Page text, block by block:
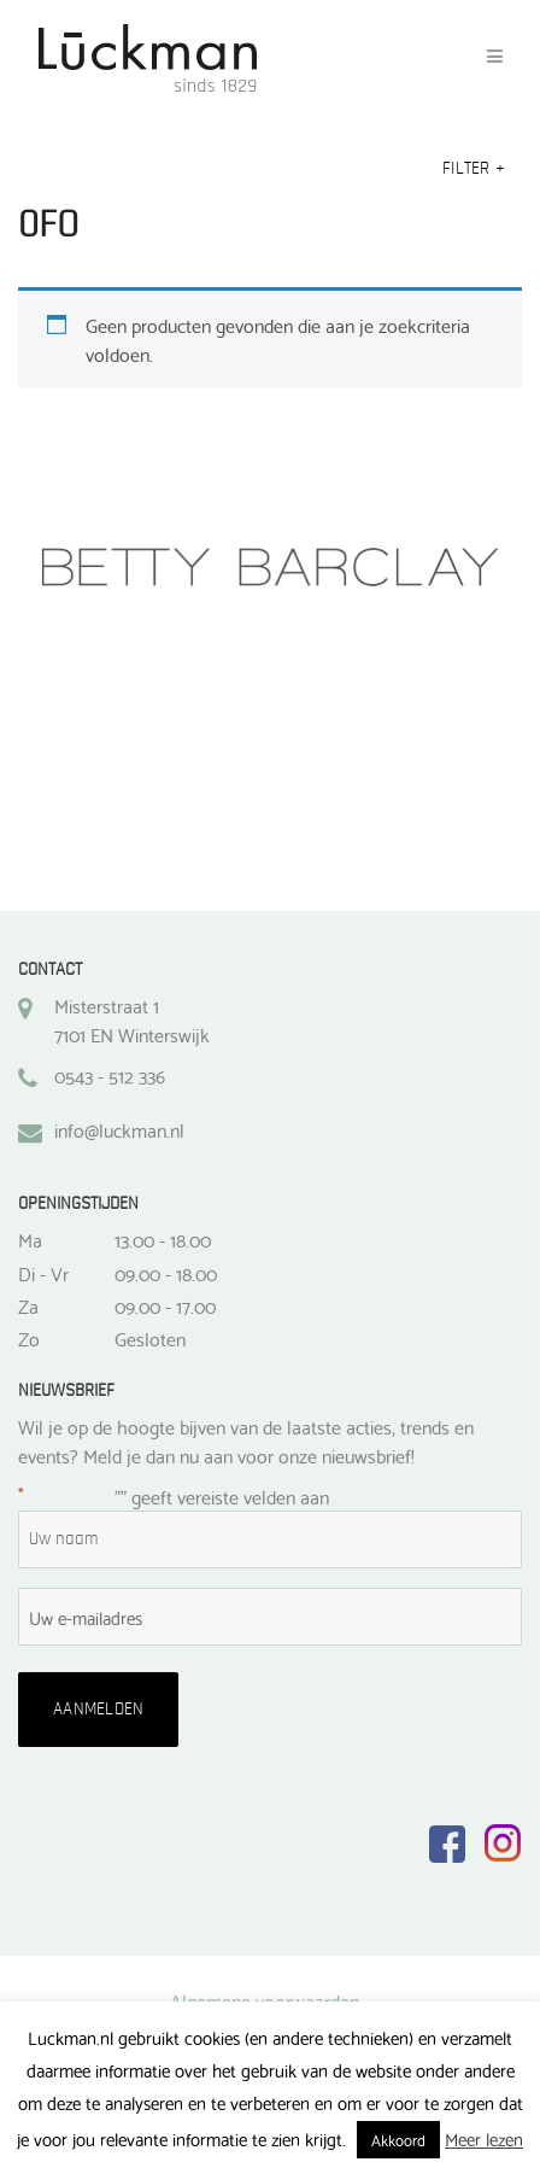
FILTER +
0FO
Geen producten gevonden die aan je zoekcriteria
voldoen.
CONTACT
Misterstraat 1
7101 EN Winterswijk
0543 - 512 336
info@luckman.nl
OPENINGSTIJDEN
Ma
13.00 - 18.00
Di - Vr
09.00 - 18.00
Za
09.00 - 17.00
Zo
Gesloten
NIEUWSBRIEF
Wil je op de hoogte bijven van de laatste acties, trends en
events? Meld je dan nu aan voor onze nieuwsbrief!
"
* " geeft vereiste velden aan
Algemene voorwaarden
Privacy verklaring
Veel gestelde vragen
Luckman.nl gebruikt cookies (en andere technieken) en verzamelt
daarmee informatie over het gebruik van de website onder andere
om deze te analyseren en te verbeteren en om er voor te zorgen dat
je voor jou relevante informatie te zien krijgt.
Akkoord Meer lezen